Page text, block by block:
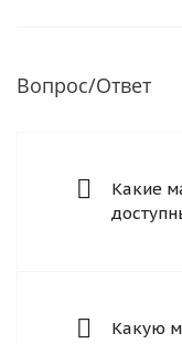
Вопрос/Ответ
Какие
Какую